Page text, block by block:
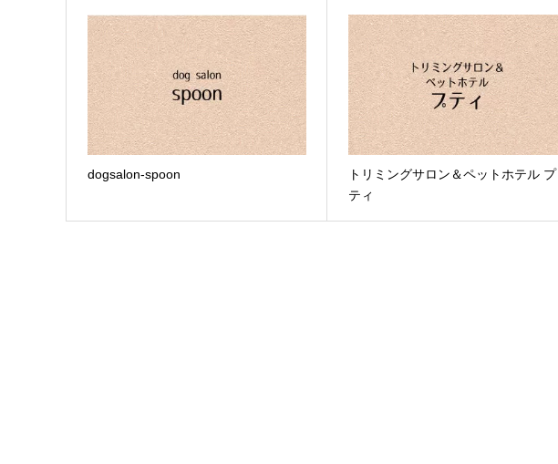
dogsalon-spoon
トリミングサロン＆ペットホテル プ
ティ